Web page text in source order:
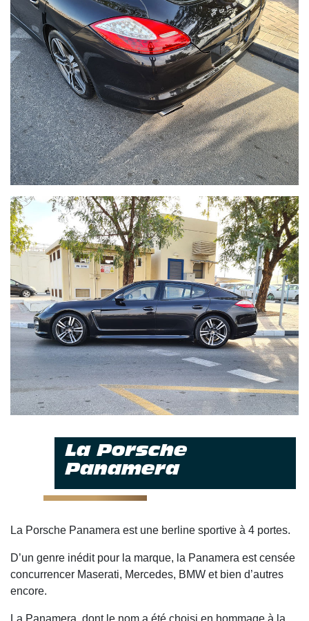
La Porsche
Panamera
La Porsche Panamera est une berline sportive à 4 portes.
D’un genre inédit pour la marque, la Panamera est censée
concurrencer Maserati, Mercedes, BMW et bien d’autres
encore.